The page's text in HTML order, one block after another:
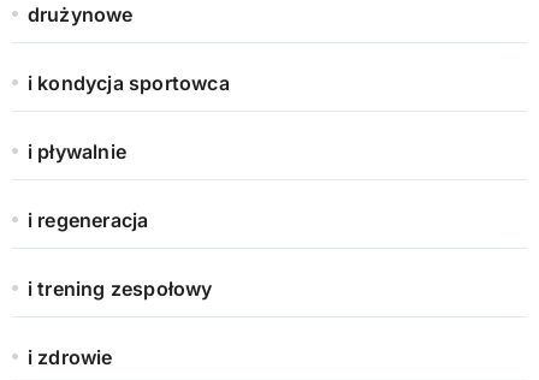
drużynowe
i kondycja sportowca
i pływalnie
i regeneracja
i trening zespołowy
i zdrowie